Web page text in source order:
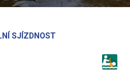
SJÍZDNOST